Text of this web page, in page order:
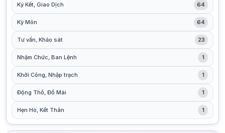
Ký Kết, Giao Dịch 64
Kỳ Môn 64
Tư vấn, Khảo sát 23
Nhậm Chức, Ban Lệnh 1
Khởi Công, Nhập trạch 1
Động Thổ, Đổ Mái 1
Hẹn Hò, Kết Thân 1